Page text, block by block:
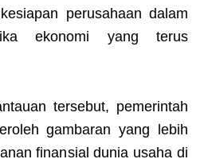
perusahaan dalam
ekonomi yang terus
tersebut, pemerintah
gambaran yang lebih
finansial dunia usaha di